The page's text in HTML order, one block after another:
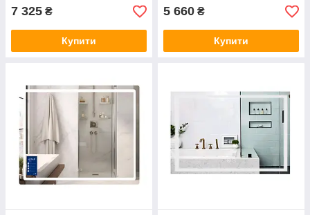
7 325 ₴
Купити
5 660 ₴
Купити